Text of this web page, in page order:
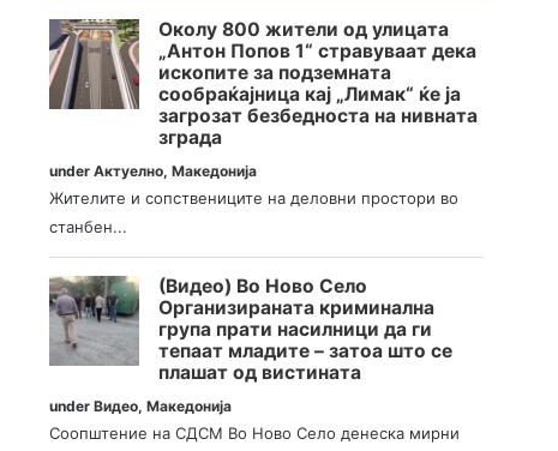
Околу 800 жители од улицата
„Антон Попов 1“ стравуваат дека
ископите за подземната
сообраќајница кај „Лимак“ ќе ја
загрозат безбедноста на нивната
зграда
underАктуелно,Македонија
Жителите и сопствениците на деловни простори во
станбен...
(Видео) Во Ново Село
Организираната криминална
група прати насилници да ги
тепаат младите – затоа што се
плашат од вистината
underВидео,Македонија
Соопштение на СДСМ Во Ново Село денеска мирни